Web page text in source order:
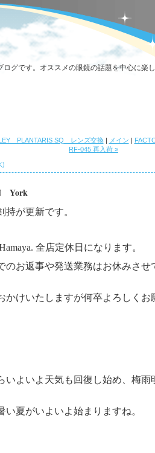
グです。オススメの眼鏡の話題を中心に楽
PLANTARIS SQ レンズ交換| メイン |
RF-045 再入荷 »
)
York
持が更新です。
全店定休日になります。
のお返事や発送業務はお休みさせ
かけいたしますが何卒よろしくお
いよいよ天気も回復し始め、梅雨
い夏がいよいよ始まりますね。